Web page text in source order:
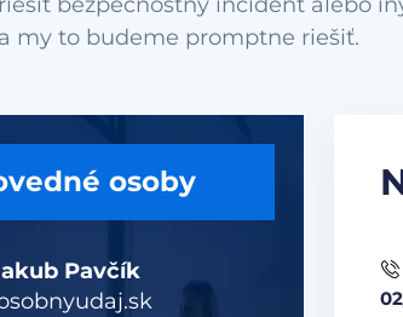
osoby
Pavčík